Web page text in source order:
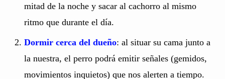
mitad de la noche y sacar al cachorro al mismo
ritmo que durante el día.
Dormir cerca del dueño: al situar su cama junto a
la nuestra, el perro podrá emitir señales (gemidos,
movimientos inquietos) que nos alerten a tiempo.